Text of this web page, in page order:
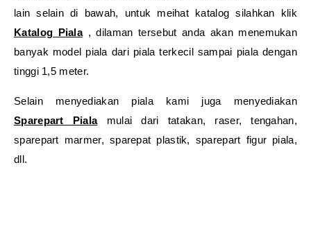
lain selain di bawah, untuk meihat katalog silahkan klik
Katalog Piala, dilaman tersebut anda akan menemukan
banyak model piala dari piala terkecil sampai piala dengan
tinggi 1,5 meter.
Selain menyediakan piala kami juga menyediakan
Sparepart Pialamulai dari tatakan, raser, tengahan,
sparepart marmer, sparepat plastik, sparepart figur piala,
dll.